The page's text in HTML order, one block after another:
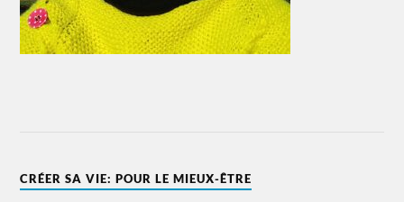
CRÉER SA VIE: POUR LE MIEUX-ÊTRE